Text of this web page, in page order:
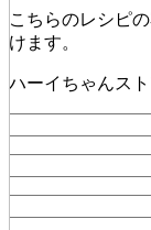
こちらのレシピ
けます。
ハーイちゃんス